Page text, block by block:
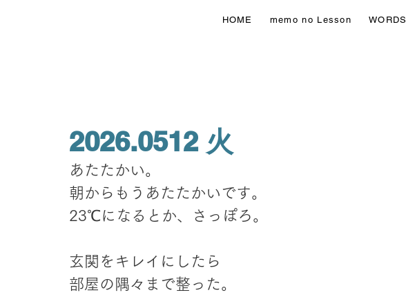
HOME memo no Lesson WORDS
2026.0512 火
あたたかい。
朝からもうあたたかいです。
23℃になるとか、さっぽろ。
玄関をキレイにしたら
部屋の隅々まで整った。